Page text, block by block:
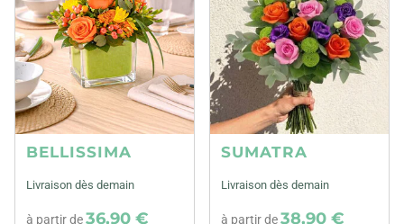
BELLISSIMA
Livraison dès demain
à partir de36,90 €
SUMATRA
Livraison dès demain
à partir de38,90 €